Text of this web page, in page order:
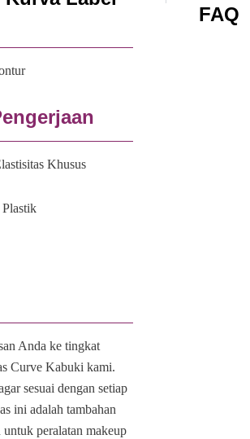
Khusus
Anda ke tingkat
Curve Kabuki kami.
sesuai dengan setiap
ini adalah tambahan
peralatan makeup
FAQ